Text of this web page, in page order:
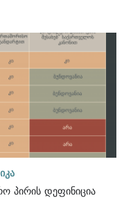
პირის დეფინიცია